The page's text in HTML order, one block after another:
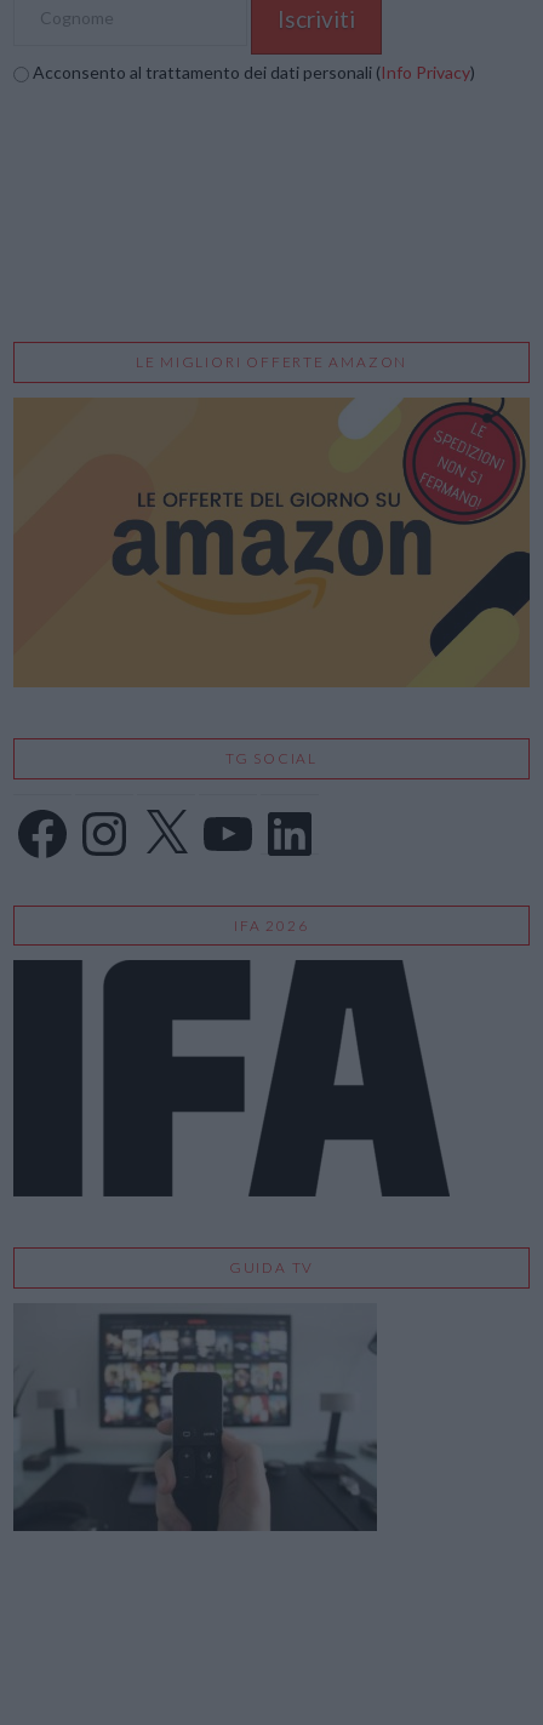
Acconsento al trattamento dei dati personali (Info Privacy)
LE MIGLIORI OFFERTE AMAZON
TG SOCIAL
FacebookInstagram
X LinkedIn
IFA 2026
GUIDA TV